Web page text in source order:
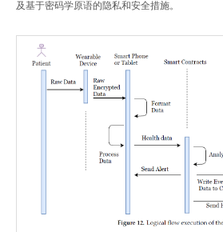
及基于密码学原语的隐私和安全措施。